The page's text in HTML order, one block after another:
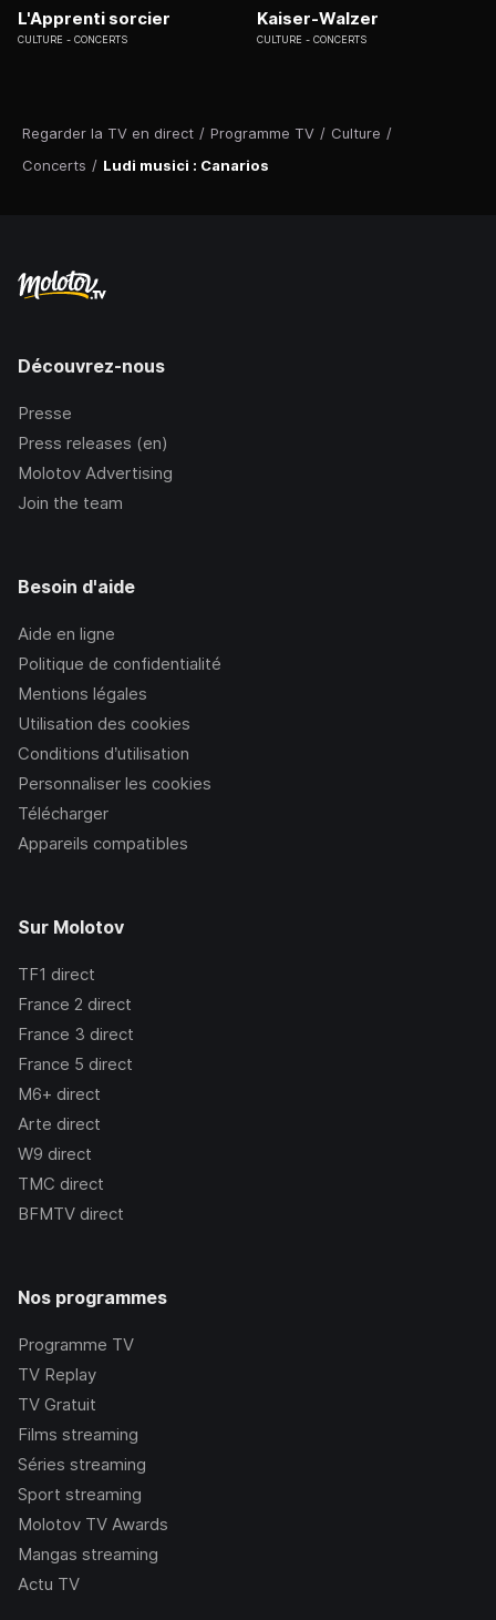
Regarder la TV en direct / Programme TV / Culture /
Concerts / Ludi musici : Canarios
L'Apprenti sorcier
CULTURE CONCERTS
Kaiser-Walzer
CULTURE CONCERTS
Découvrez-nous
Presse
Press releases (en)
Molotov Advertising
Join the team
Besoin d'aide
Aide en ligne
Politique de confidentialité
Mentions légales
Utilisation des cookies
Conditions d’utilisation
Personnaliser les cookies
Télécharger
Appareils compatibles
Sur Molotov
TF1 direct
France 2 direct
France 3 direct
France 5 direct
M6+ direct
Arte direct
W9 direct
TMC direct
BFMTV direct
Nos programmes
Programme TV
TV Replay
TV Gratuit
Films streaming
Séries streaming
Sport streaming
Molotov TV Awards
Mangas streaming
Actu TV